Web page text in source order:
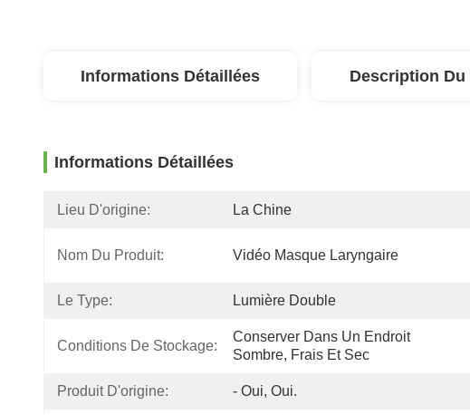
Informations Détaillées Description
Informations Détaillées
Lieu D'origine: La Chine
Nom Du Produit: Vidéo Masque Laryngaire
Le Type: Lumière Double
Conditions De Stockage:
Conserver Dans Un Endroit
Sombre, Frais Et Sec
Produit D'origine: - Oui, Oui.